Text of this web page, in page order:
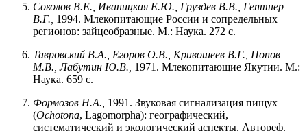
Соколов В.Е., Иваницкая Е.Ю., Груздев В.В., Гептнер
В.Г., 1994. Млекопитающие России и сопредельных
регионов: зайцеобразные. М.: Наука. 272 с.
Тавровский В.А., Егоров О.В., Кривошеев В.Г., Попов
М.В., Лабутин Ю.В., 1971. Млекопитающие Якутии. М.:
Наука. 659 с.
Формозов Н.А., 1991. Звуковая сигнализация пищух
(Ochotona, Lagomorpha): географический,
систематический и экологический аспекты. Автореф.